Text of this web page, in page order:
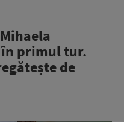
în primul tur.
de